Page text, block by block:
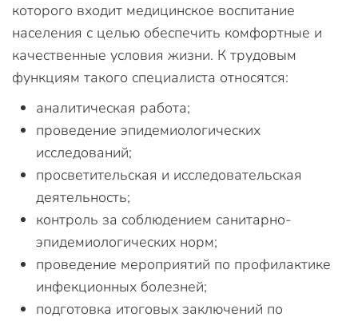
которого входит медицинское воспитание
населения с целью обеспечить комфортные и
качественные условия жизни. К трудовым
функциям такого специалиста относятся:
аналитическая работа;
проведение эпидемиологических
исследований;
просветительская и исследовательская
деятельность;
контроль за соблюдением санитарно-
эпидемиологических норм;
проведение мероприятий по профилактике
инфекционных болезней;
подготовка итоговых заключений по